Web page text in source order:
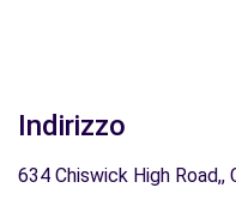
Indirizzo
634 Chiswick High Road,,